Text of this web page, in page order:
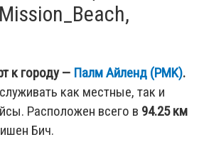
к городу — Палм Айленд (PMK).
как местные, так и
Расположен всего в 94.25 км
Бич.